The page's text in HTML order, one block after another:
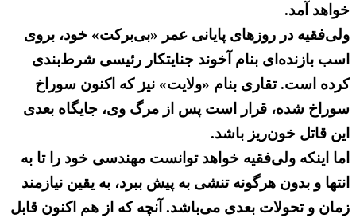
خواهد آمد.
ولی‌فقیه در روزهای پایانی عمر «بی‌برکت» خود، بروی
اسب بازنده‌ای بنام آخوند جنایتکار رئیسی شرط‌بندی
کرده است. تقاری بنام «ولایت» نیز که اکنون سوراخ
سوراخ شده، قرار است پس از مرگ وی، جایگاه بعدی
این قاتل خون‌ریز باشد.
اما اینکه ولی‌فقیه خواهد توانست مهندسی خود را تا به
انتها و بدون هرگونه تنشی به پیش ببرد، به یقین نیازمند
زمان و تحولات بعدی می‌باشد. آنچه که از هم اکنون قابل